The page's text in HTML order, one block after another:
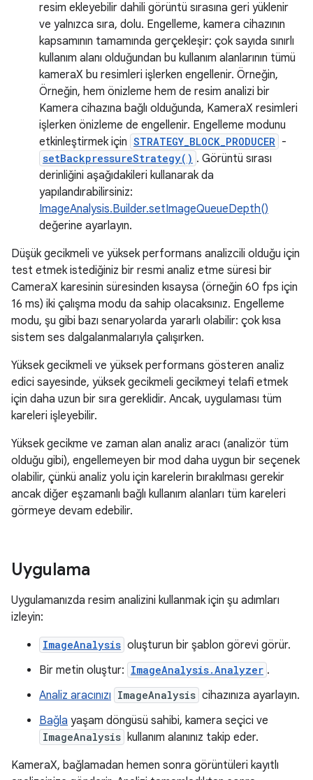
resim ekleyebilir dahili görüntü sırasına geri yüklenir
ve yalnızca sıra, dolu. Engelleme, kamera cihazının
kapsamının tamamında gerçekleşir: çok sayıda sınırlı
kullanım alanı olduğundan bu kullanım alanlarının tümü
kameraX bu resimleri işlerken engellenir. Örneğin,
Örneğin, hem önizleme hem de resim analizi bir
Kamera cihazına bağlı olduğunda, KameraX resimleri
işlerken önizleme de engellenir. Engelleme modunu
etkinleştirmek için STRATEGY_BLOCK_PRODUCER -
setBackpressureStrategy() . Görüntü sırası
derinliğini aşağıdakileri kullanarak da
yapılandırabilirsiniz:
ImageAnalysis.Builder.setImageQueueDepth()
değerine ayarlayın.
Düşük gecikmeli ve yüksek performans analizcili olduğu için
test etmek istediğiniz bir resmi analiz etme süresi bir
CameraX karesinin süresinden kısaysa (örneğin 60 fps için
16 ms) iki çalışma modu da sahip olacaksınız. Engelleme
modu, şu gibi bazı senaryolarda yararlı olabilir: çok kısa
sistem ses dalgalanmalarıyla çalışırken.
Yüksek gecikmeli ve yüksek performans gösteren analiz
edici sayesinde, yüksek gecikmeli gecikmeyi telafi etmek
için daha uzun bir sıra gereklidir. Ancak, uygulaması tüm
kareleri işleyebilir.
Yüksek gecikme ve zaman alan analiz aracı (analizör tüm
olduğu gibi), engellemeyen bir mod daha uygun bir seçenek
olabilir, çünkü analiz yolu için karelerin bırakılması gerekir
ancak diğer eşzamanlı bağlı kullanım alanları tüm kareleri
görmeye devam edebilir.
Uygulama
Uygulamanızda resim analizini kullanmak için şu adımları
izleyin:
ImageAnalysis oluşturun bir şablon görevi görür.
Bir metin oluştur: ImageAnalysis.Analyzer .
Analiz aracınızı ImageAnalysis cihazınıza ayarlayın.
Bağla yaşam döngüsü sahibi, kamera seçici ve
ImageAnalysis kullanım alanınız takip eder.
KameraX, bağlamadan hemen sonra görüntüleri kayıtlı